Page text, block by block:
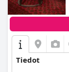
Tiedot